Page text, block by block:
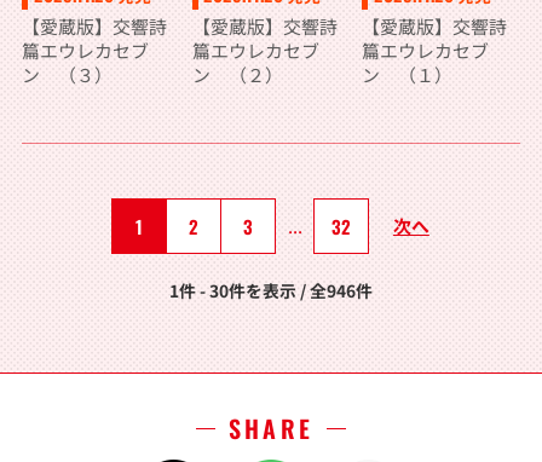
【愛蔵版】交響詩
篇エウレカセブ
ン （３）
【愛蔵版】交響詩
篇エウレカセブ
ン （２）
【愛蔵版】交響詩
篇エウレカセブ
ン （１）
1 2 3 ... 32 次へ
1件 - 30件を表示 / 全946件
SHARE